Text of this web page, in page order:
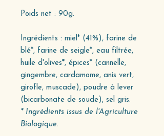
Poids net : 90g.
Ingrédients : miel* (41%), farine de
blé*, farine de seigle*, eau filtrée,
huile d'olives*, épices* (cannelle,
gingembre, cardamome, anis vert,
girofle, muscade), poudre à lever
(bicarbonate de soude), sel gris.
* Ingrédients issus de l'Agriculture
Biologique.